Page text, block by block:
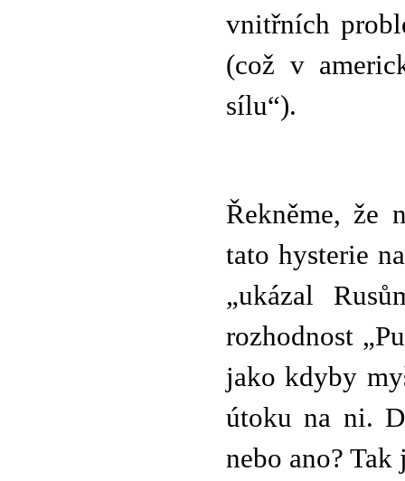
vnitřních
(což v
sílu“).
Řekněme, že
tato hysterie
„ukázal
rozhodnost
jako kdyby
útoku na ni.
nebo ano?